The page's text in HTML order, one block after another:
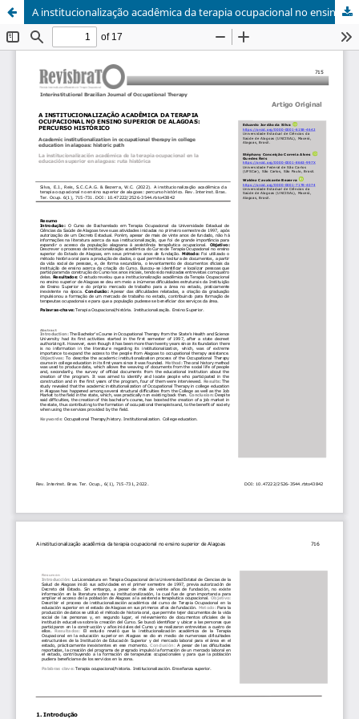
A institucionalização acadêmica da terapia ocupacional no ensino superior de alagoas: percurso histórico/ Academic institutionalization in occupational therapy in college education in alagoas: historic path